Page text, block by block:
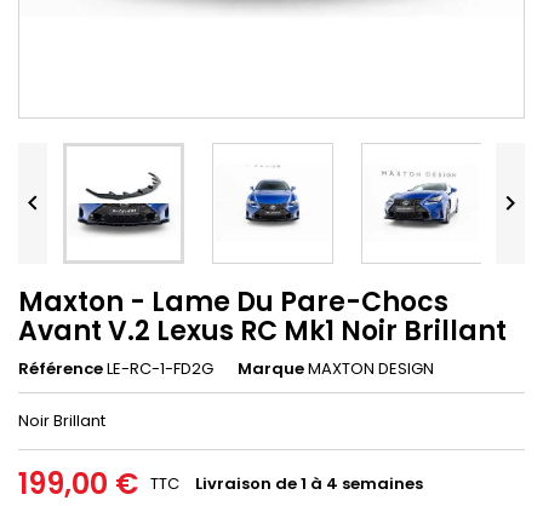
 
Maxton - Lame Du Pare-Chocs
Avant V.2 Lexus RC Mk1 Noir Brillant
RéférenceLE-RC-1-FD2G MarqueMAXTON DESIGN
Noir Brillant
199,00 € TTC Livraison de 1 à 4 semaines